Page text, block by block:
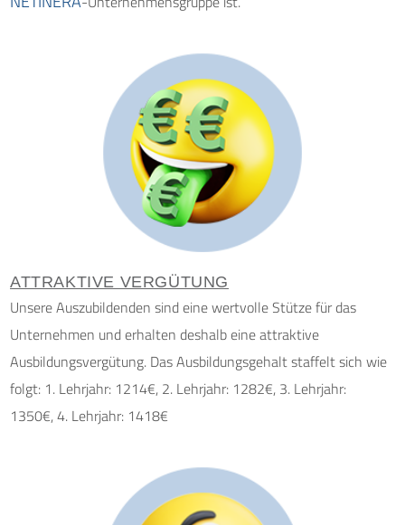
ATTRAKTIVE VERGÜTUNG
Unsere Auszubildenden sind eine wertvolle Stütze für das
Unternehmen und erhalten deshalb eine attraktive
Ausbildungsvergütung. Das Ausbildungsgehalt staffelt sich wie
folgt: 1. Lehrjahr: 1214€, 2. Lehrjahr: 1282€, 3. Lehrjahr:
1350€, 4. Lehrjahr: 1418€